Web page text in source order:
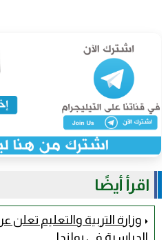
اقرأ أيضًا
وزارة التربية والتعليم
الدراسية في بولندا